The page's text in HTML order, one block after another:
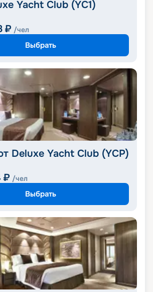
Yacht Club (YC1)
₽ /чел
Выбрать
Deluxe Yacht Club (YCP)
₽ /чел
Выбрать